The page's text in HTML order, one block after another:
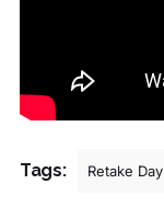
Tags: Retake Day